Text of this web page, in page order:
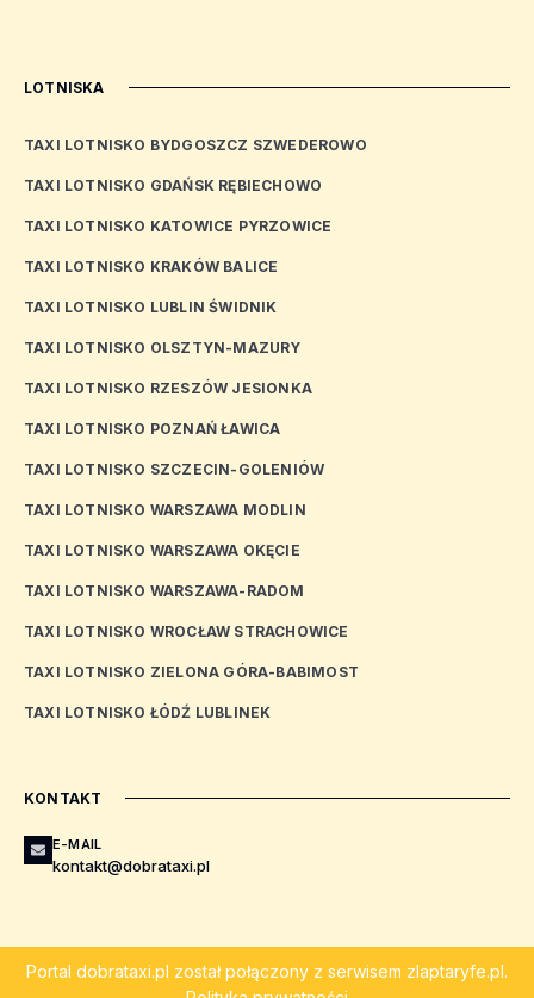
LOTNISKA
TAXI LOTNISKO BYDGOSZCZ SZWEDEROWO
TAXI LOTNISKO GDAŃSK RĘBIECHOWO
TAXI LOTNISKO KATOWICE PYRZOWICE
TAXI LOTNISKO KRAKÓW BALICE
TAXI LOTNISKO LUBLIN ŚWIDNIK
TAXI LOTNISKO OLSZTYN-MAZURY
TAXI LOTNISKO RZESZÓW JESIONKA
TAXI LOTNISKO POZNAŃ ŁAWICA
TAXI LOTNISKO SZCZECIN-GOLENIÓW
TAXI LOTNISKO WARSZAWA MODLIN
TAXI LOTNISKO WARSZAWA OKĘCIE
TAXI LOTNISKO WARSZAWA-RADOM
TAXI LOTNISKO WROCŁAW STRACHOWICE
TAXI LOTNISKO ZIELONA GÓRA-BABIMOST
TAXI LOTNISKO ŁÓDŹ LUBLINEK
KONTAKT
E-MAIL
kontakt@dobrataxi.pl
Portal dobrataxi.pl został połączony z serwisem zlaptaryfe.pl.